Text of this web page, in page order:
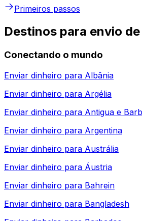
Primeiros passos
Destinos para envio
Conectando o mundo
Enviar dinheiro para Albânia
Enviar dinheiro para Argélia
Enviar dinheiro para Antigua e
Enviar dinheiro para Argentina
Enviar dinheiro para Austrália
Enviar dinheiro para Áustria
Enviar dinheiro para Bahrein
Enviar dinheiro para Bangladesh